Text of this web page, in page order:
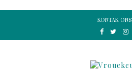
KONTAK ONS